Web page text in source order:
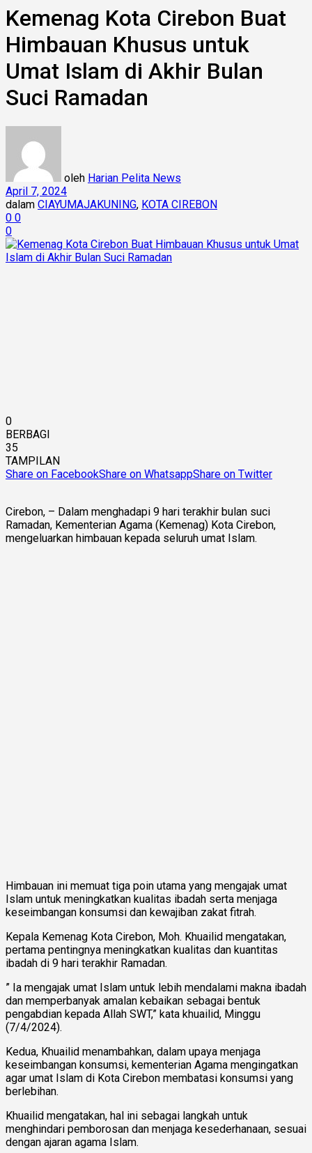
Kemenag Kota Cirebon Buat
Himbauan Khusus untuk
Umat Islam di Akhir Bulan
Suci Ramadan
oleh Harian Pelita News
April 7, 2024
dalam CIAYUMAJAKUNING, KOTA CIREBON
0 0
0
0
BERBAGI
35
TAMPILAN
Share on FacebookShare on WhatsappShare on Twitter
Cirebon, – Dalam menghadapi 9 hari terakhir bulan suci
Ramadan, Kementerian Agama (Kemenag) Kota Cirebon,
mengeluarkan himbauan kepada seluruh umat Islam.
Himbauan ini memuat tiga poin utama yang mengajak umat
Islam untuk meningkatkan kualitas ibadah serta menjaga
keseimbangan konsumsi dan kewajiban zakat fitrah.
Kepala Kemenag Kota Cirebon, Moh. Khuailid mengatakan,
pertama pentingnya meningkatkan kualitas dan kuantitas
ibadah di 9 hari terakhir Ramadan.
” Ia mengajak umat Islam untuk lebih mendalami makna ibadah
dan memperbanyak amalan kebaikan sebagai bentuk
pengabdian kepada Allah SWT,” kata khuailid, Minggu
(7/4/2024).
Kedua, Khuailid menambahkan, dalam upaya menjaga
keseimbangan konsumsi, kementerian Agama mengingatkan
agar umat Islam di Kota Cirebon membatasi konsumsi yang
berlebihan.
Khuailid mengatakan, hal ini sebagai langkah untuk
menghindari pemborosan dan menjaga kesederhanaan, sesuai
dengan ajaran agama Islam.